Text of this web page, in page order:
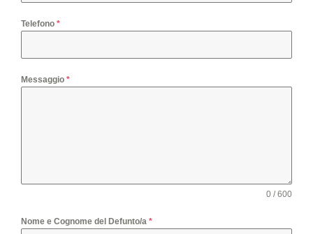
Telefono *
Messaggio *
0 / 600
Nome e Cognome del Defunto/a *